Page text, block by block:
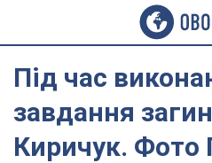
Під час
завдання
Киричук. Фото